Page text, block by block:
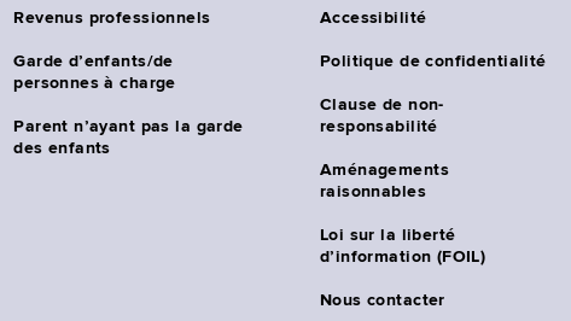
Revenus professionnels
Garde d’enfants/de
personnes à charge
Parent n’ayant pas la garde
des enfants
Accessibilité
Politique de confidentialité
Clause de non-
responsabilité
Aménagements
raisonnables
Loi sur la liberté
d’information (FOIL)
Nous contacter